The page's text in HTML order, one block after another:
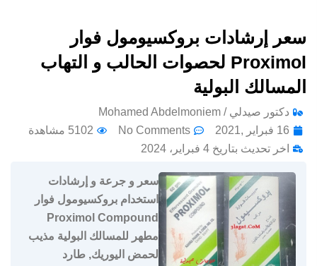
سعر إرشادات بروكسيومول فوار
Proximol لحصوات الحالب و التهاب
المسالك البولية
دكتور صيدلي / Mohamed Abdelmoniem
16 فبراير ,2021
No Comments
5102 مشاهدة
اخر تحديث بتاريخ 4 فبراير، 2024
سعر و جرعة و إرشادات
استخدام بروكسيومول فوار
Proximol Compound
مطهر للمسالك البولية مذيب
لحمض اليوريك, طارد